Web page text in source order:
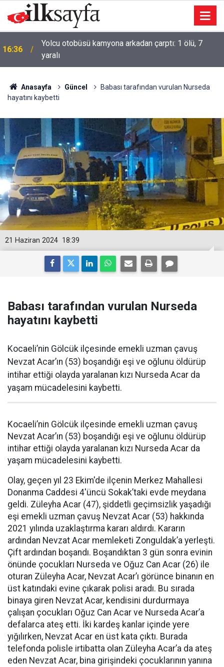
16:36
Yolcu otobüsü kamyona arkadan çarptı: 1 ölü, 7
yaralı
Anasayfa Güncel
Babası tarafından vurulan Nurseda
hayatını kaybetti
18:39
21 Haziran 2024
Babası tarafından vurulan Nurseda
hayatını kaybetti
Kocaeli’nin Gölcük ilçesinde emekli uzman çavuş
Nevzat Acar’ın (53) boşandığı eşi ve oğlunu öldürüp
intihar ettiği olayda yaralanan kızı Nurseda Acar da
yaşam mücadelesini kaybetti.
Kocaeli’nin Gölcük ilçesinde emekli uzman çavuş
Nevzat Acar’ın (53) boşandığı eşi ve oğlunu öldürüp
intihar ettiği olayda yaralanan kızı Nurseda Acar da
yaşam mücadelesini kaybetti.
Olay, geçen yıl 23 Ekim'de ilçenin Merkez Mahallesi
Donanma Caddesi 4'üncü Sokak’taki evde meydana
geldi. Züleyha Acar (47), şiddetli geçimsizlik yaşadığı
eşi emekli uzman çavuş Nevzat Acar (53) hakkında
2021 yılında uzaklaştırma kararı aldırdı. Kararın
ardından Nevzat Acar memleketi Zonguldak’a yerleşti.
Çift ardından boşandı. Boşandıktan 3 gün sonra evinin
önünde çocukları Nurseda ve Oğuz Can Acar (26) ile
oturan Züleyha Acar, Nevzat Acar’ı görünce binanın en
üst katındaki evine çıkarak polisi aradı. Bu sırada
binaya giren Nevzat Acar, kendisini durdurmaya
çalışan çocukları Oğuz Can Acar ve Nurseda Acar’a
defalarca ateş etti. İki kardeş kanlar içinde yere
yığılırken, Nevzat Acar en üst kata çıktı. Burada
telefonda polisle irtibatta olan Züleyha Acar’a da ateş
eden Nevzat Acar, bina girişindeki çocuklarının yanına